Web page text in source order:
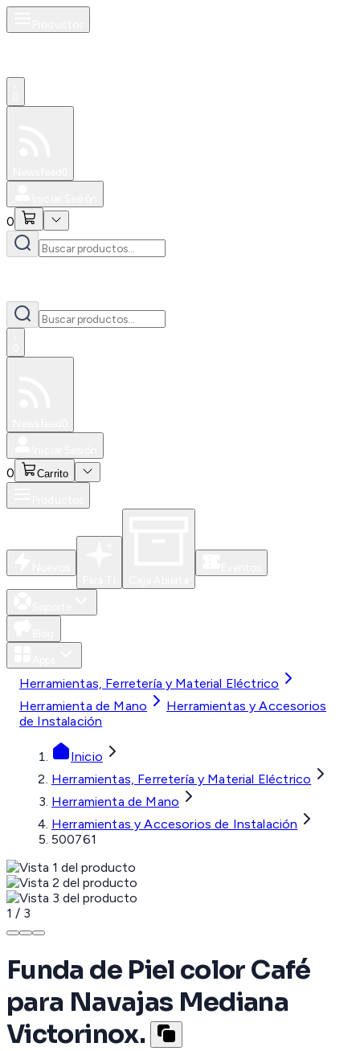
0
0 Carrito
Herramientas, Ferretería y Material Eléctrico
Herramienta de Mano
Herramientas y Accesorios
de Instalación
Inicio
Herramientas, Ferretería y Material Eléctrico
Herramienta de Mano
Herramientas y Accesorios de Instalación
500761
1 / 3
Funda de Piel color Café
para Navajas Mediana
Victorinox.